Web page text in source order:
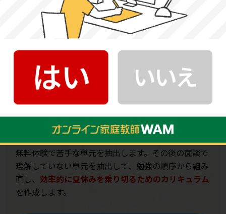
高校受験対策！
目的に合わせて
指導要項を作成します。
合格したい学校がある方
30年の指導実績から蓄積しているWAM のデータを利
用し、合格のためのカリキュラムをオーダーメイドで
何から手を付けたらいいかわからない方
無料体験で苦手な単元を抽出します。その後の面談で
理解していない単元を抽出して、勉強の順序から組み
直し、 効率的に夏休みを乗り切るためのカリキュラム
を作成します。